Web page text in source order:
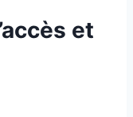
et